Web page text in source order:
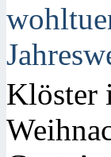
Klöster